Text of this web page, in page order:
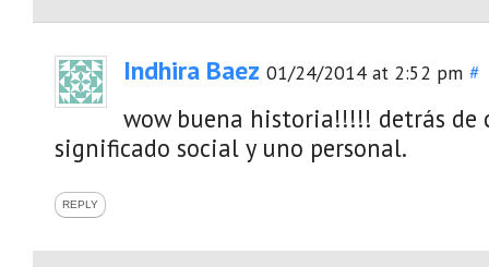
Indhira Baez 01/24/2014 at 2:52 pm #
wow buena historia!!!!! detrás de
significado social y uno personal.
REPLY